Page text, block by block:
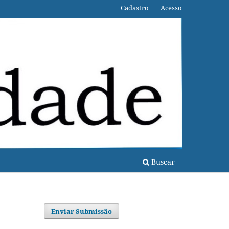
Buscar
Cadastro Acesso
Enviar Submissão